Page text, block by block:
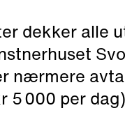
dekker alle
nærmere
5 000 per